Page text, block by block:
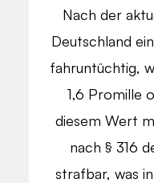
Nach der
Deutschland
fahruntüchtig,
1,6 Promille
diesem Wert
nach § 316
strafbar, was